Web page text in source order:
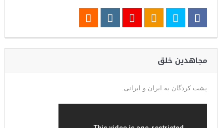
مجاهدین خلق
پشت کردگان به ایران و ایرانی.